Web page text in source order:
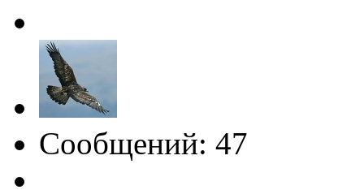
Сообщений: 47